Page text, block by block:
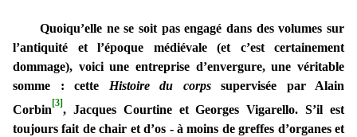
Quoiqu’elle ne se soit pas engagé dans des volumes sur
l’antiquité et l’époque médiévale (et c’est certainement
dommage), voici une entreprise d’envergure, une véritable
somme : cette Histoire du corpssupervisée par Alain
Corbin [3], Jacques Courtine et Georges Vigarello. S’il est
toujours fait de chair et d’os - à moins de greffes d’organes et